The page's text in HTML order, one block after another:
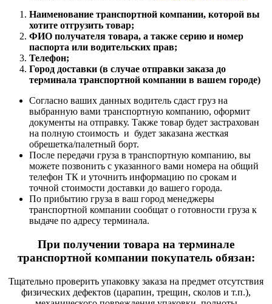
Наименование транспортной компании, которой вы
хотите отгрузить товар;
ФИО получателя товара, а также серию и номер
паспорта или водительских прав;
Телефон;
Город доставки (в случае отправки заказа до
терминала транспортной компании в вашем городе)
Согласно ваших данных водитель сдаст груз на
выбранную вами транспортную компанию, оформит
документы на отправку. Также товар будет застрахован
на полную стоимость и будет заказана жесткая
обрешетка/палетный борт.
После передачи груза в транспортную компанию, вы
можете позвонить с указанного вами номера на общий
телефон ТК и уточнить информацию по срокам и
точной стоимости доставки до вашего города.
По прибытию груза в ваш город менеджеры
транспортной компании сообщат о готовности груза к
выдаче по адресу терминала.
При получении товара на терминале
транспортной компании покупатель обязан:
Тщательно проверить упаковку заказа на предмет отсутствия
физических дефектов (царапин, трещин, сколов и т.п.),